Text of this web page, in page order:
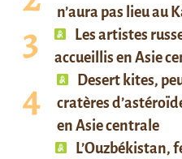
n’aura pas lieu au
Les artistes
accueillis en Asie
Desert kites,
cratères
en Asie centrale
L’Ouzbékistan,